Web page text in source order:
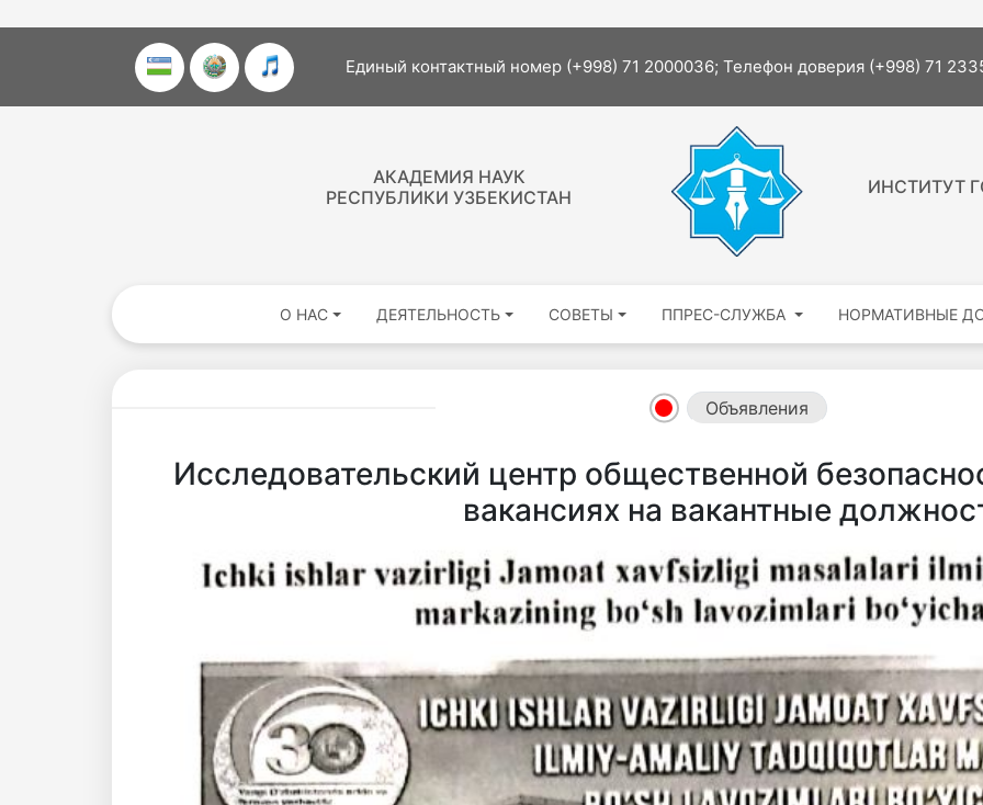
Единый контактный номер (+998) 71 2000036; Телефон доверия (+998) 71
АКАДЕМИЯ НАУК
РЕСПУБЛИКИ УЗБЕКИСТАН
ИНСТИТУТ
О НАС ДЕЯТЕЛЬНОСТЬ СОВЕТЫ ППРЕС-СЛУЖБА НОРМАТИВНЫЕ
Объявления
Исследовательский центр общественной
вакансиях на вакантные
Akademiklar